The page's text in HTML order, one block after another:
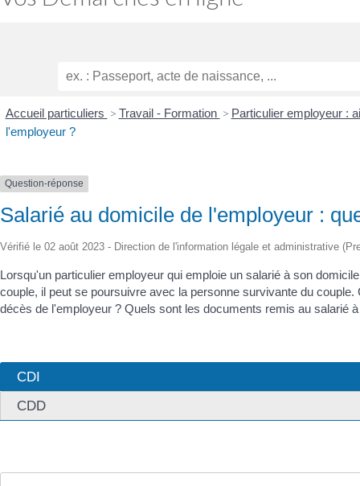
Accueil particuliers > Travail - Formation > Particulier employeur :
l'employeur ?
Question-réponse
Salarié au domicile de l'employeur :
Vérifié le 02 août 2023 - Direction de l'information légale et administrative
Lorsqu'un particulier employeur qui emploie un salarié à son
couple, il peut se poursuivre avec la personne survivante du
décès de l'employeur ? Quels sont les documents remis au salarié
CDI
CDD